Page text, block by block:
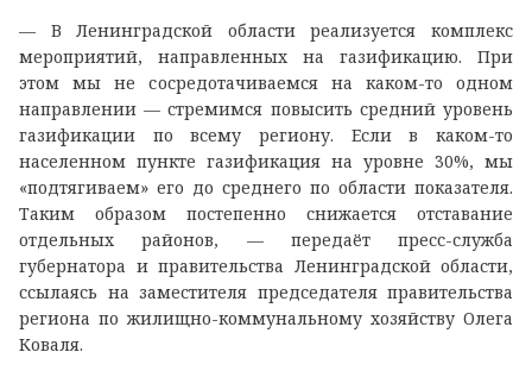
— В Ленинградской области реализуется комплекс
мероприятий, направленных на газификацию. При
этом мы не сосредотачиваемся на каком-то одном
направлении — стремимся повысить средний уровень
газификации по всему региону. Если в каком-то
населенном пункте газификация на уровне 30%, мы
«подтягиваем» его до среднего по области показателя.
Таким образом постепенно снижается отставание
отдельных районов, — передаёт пресс-служба
губернатора и правительства Ленинградской области,
ссылаясь на заместителя председателя правительства
региона по жилищно-коммунальному хозяйству Олега
Коваля.